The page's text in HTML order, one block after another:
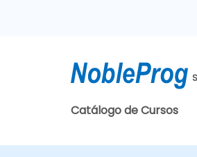
Catálogo de Cursos